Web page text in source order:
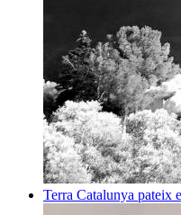
Terra Catalunya pateix